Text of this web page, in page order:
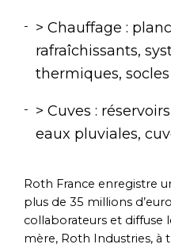
> Chauffage :
rafraîchissants,
thermiques,
> Cuves :
eaux pluviales,
Roth France enregistre
plus de 35 millions
collaborateurs et diffuse
mère, Roth Industries, à